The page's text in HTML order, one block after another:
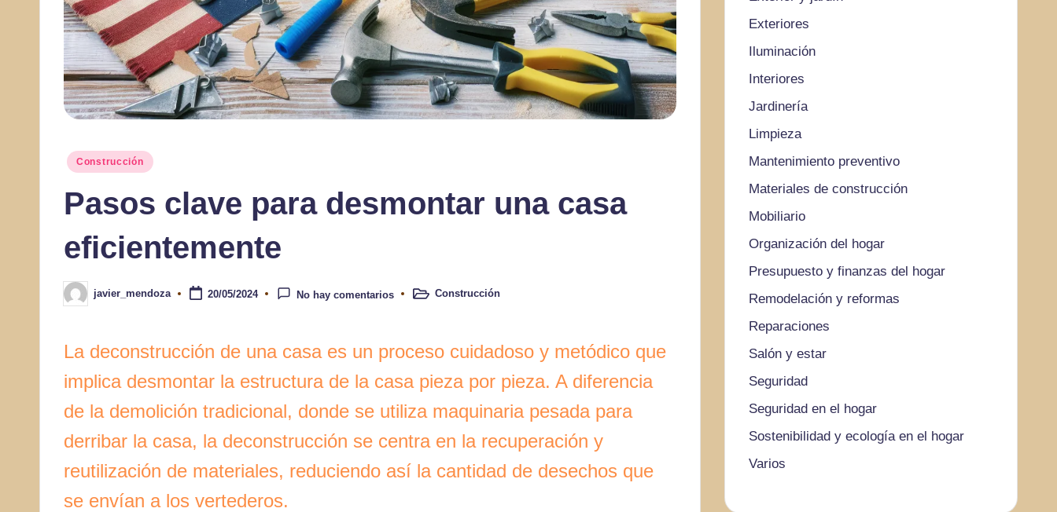
Publicado
Construcción
Pasos clave para desmontar una casa
eficientemente
Publicado
por
javier_mendoza 20/05/2024 No hay comentarios
PublicadoConstrucción
La deconstrucción de una casa es un proceso cuidadoso y metódico que
implica desmontar la estructura de la casa pieza por pieza. A diferencia
de la demolición tradicional, donde se utiliza maquinaria pesada para
derribar la casa, la deconstrucción se centra en la recuperación y
reutilización de materiales, reduciendo así la cantidad de desechos que
se envían a los vertederos.
Exteriores
Iluminación
Interiores
Jardinería
Limpieza
Mantenimiento preventivo
Materiales de construcción
Mobiliario
Organización del hogar
Presupuesto y finanzas del hogar
Remodelación y reformas
Reparaciones
Salón y estar
Seguridad
Seguridad en el hogar
Sostenibilidad y ecología en el hogar
Varios